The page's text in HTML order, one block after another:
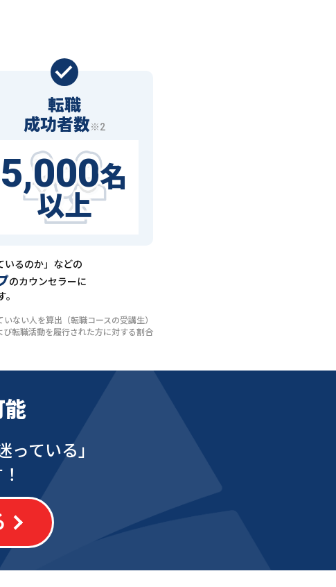
転職
成功者数※2
5,000名
以上
いるのか」などの
のカウンセラーに
い人を算出（転職コースの受講生）
職活動を履行された方に対する割合
能
っている」